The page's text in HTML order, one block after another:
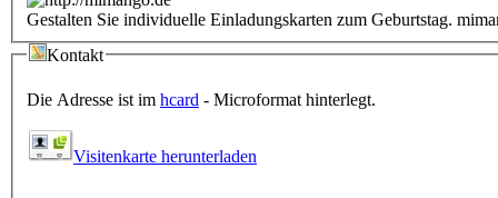
Gestalten Sie individuelle Einladungskarten zum Geburtstag.
Kontakt
Die Adresse ist im hcard - Microformat hinterlegt.
Visitenkarte herunterladen